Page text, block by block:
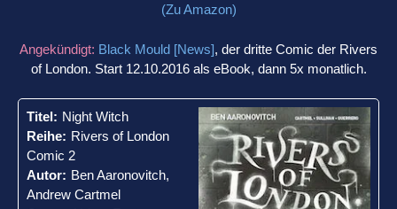
(Zu Amazon)
Angekündigt: Black Mould [News], der dritte Comic der Rivers
of London. Start 12.10.2016 als eBook, dann 5x monatlich.
Titel: Night Witch
Reihe: Rivers of London
Comic 2
Autor: Ben Aaronovitch,
Andrew Cartmel